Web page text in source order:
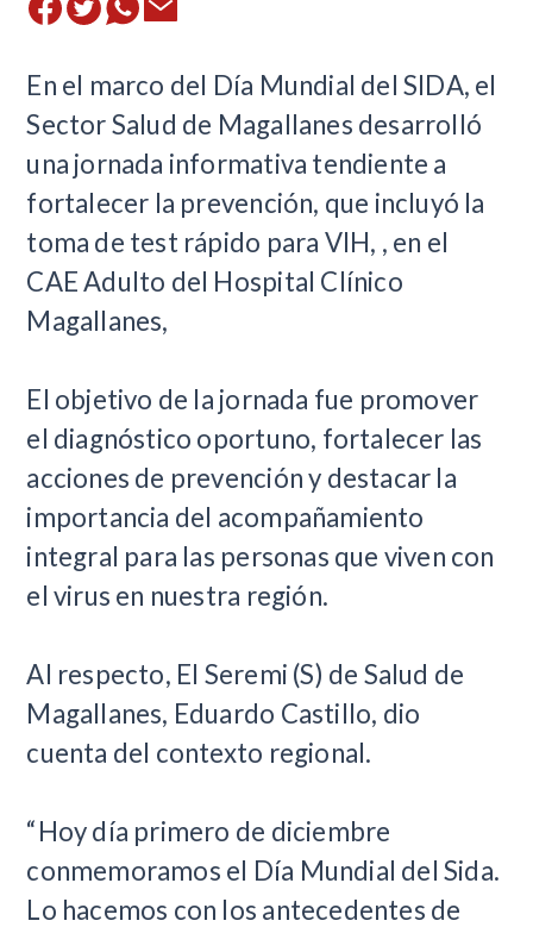
​En el marco del Día Mundial del SIDA, el
Sector Salud de Magallanes desarrolló
una jornada informativa tendiente a
fortalecer la prevención, que incluyó la
toma de test rápido para VIH, , en el
CAE Adulto del Hospital Clínico
Magallanes,
El objetivo de la jornada fue promover
el diagnóstico oportuno, fortalecer las
acciones de prevención y destacar la
importancia del acompañamiento
integral para las personas que viven con
el virus en nuestra región.
Al respecto, El Seremi (S) de Salud de
Magallanes, Eduardo Castillo, dio
cuenta del contexto regional.
“Hoy día primero de diciembre
conmemoramos el Día Mundial del Sida.
Lo hacemos con los antecedentes de